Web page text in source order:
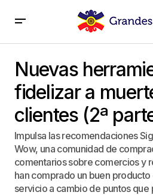
clientes (2ª parte)
Nuevas
fidelizar a
clientes (2ª
Impulsa las recomendaciones
Wow, una comunidad de
comentarios sobre comercios y
han comprado un buen
servicio a cambio de puntos que